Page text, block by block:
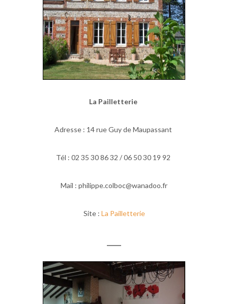
La Pailletterie
Adresse : 14 rue Guy de Maupassant
Tél : 02 35 30 86 32 / 06 50 30 19 92
Mail : philippe.colboc@wanadoo.fr
Site : La Pailletterie